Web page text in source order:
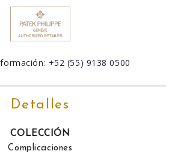
+52 (55) 9138 0500
Detalles
COLECCIÓN
Complicaciones